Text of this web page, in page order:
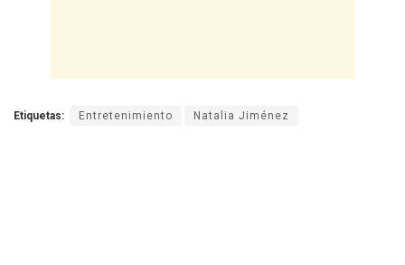
Etiquetas: Entretenimiento Natalia Jiménez